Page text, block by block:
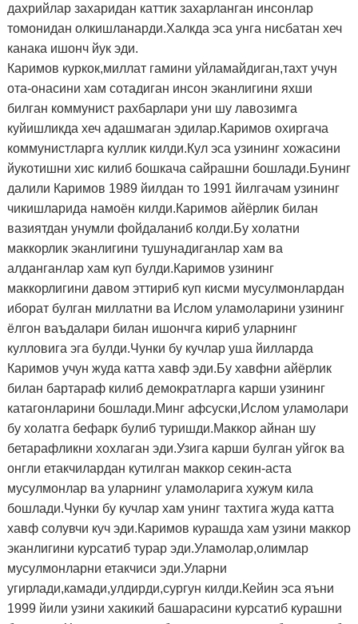
дахрийлар захаридан каттик захарланган инсонлар
томонидан олкишланарди.Халкда эса унга нисбатан хеч
канака ишонч йук эди.
Каримов куркок,миллат гамини уйламайдиган,тахт учун
ота-онасини хам сотадиган инсон эканлигини яхши
билган коммунист рахбарлари уни шу лавозимга
куйишликда хеч адашмаган эдилар.Каримов охиргача
коммунистларга куллик килди.Кул эса узининг хожасини
йукотишни хис килиб бошкача сайрашни бошлади.Бунинг
далили Каримов 1989 йилдан то 1991 йилгачам узининг
чикишларида намоён килди.Каримов айёрлик билан
вазиятдан унумли фойдаланиб колди.Бу холатни
маккорлик эканлигини тушунадиганлар хам ва
алданганлар хам куп булди.Каримов узининг
маккорлигини давом эттириб куп кисми мусулмонлардан
иборат булган миллатни ва Ислом уламоларини узининг
ёлгон ваъдалари билан ишончга кириб уларнинг
кулловига эга булди.Чунки бу кучлар уша йилларда
Каримов учун жуда катта хавф эди.Бу хавфни айёрлик
билан бартараф килиб демократларга карши узининг
катагонларини бошлади.Минг афсуски,Ислом уламолари
бу холатга бефарк булиб туришди.Маккор айнан шу
бетарафликни хохлаган эди.Узига карши булган уйгок ва
онгли етакчилардан кутилган маккор секин-аста
мусулмонлар ва уларнинг уламоларига хужум кила
бошлади.Чунки бу кучлар хам унинг тахтига жуда катта
хавф солувчи куч эди.Каримов курашда хам узини маккор
эканлигини курсатиб турар эди.Уламолар,олимлар
мусулмонларни етакчиси эди.Уларни
угирлади,камади,улдирди,сургун килди.Кейин эса яъни
1999 йили узини хакикий башарасини курсатиб курашни